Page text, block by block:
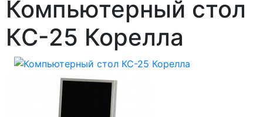
Компьютерный стол
КС-25 Корелла